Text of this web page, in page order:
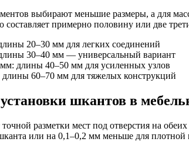
выбирают меньшие размеры, а для
примерно половину или две
20–30 мм для легких соединений
30–40 мм — универсальный вариант
длины 40–50 мм для усиленных узлов
60–70 мм для тяжелых конструкций
шкантов в
разметки мест под отверстия на
или на 0,1–0,2 мм меньше для плотной